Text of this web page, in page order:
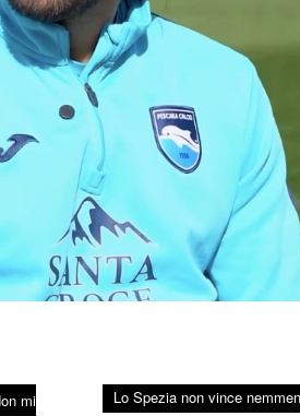
mi
Lo Spezia non vince